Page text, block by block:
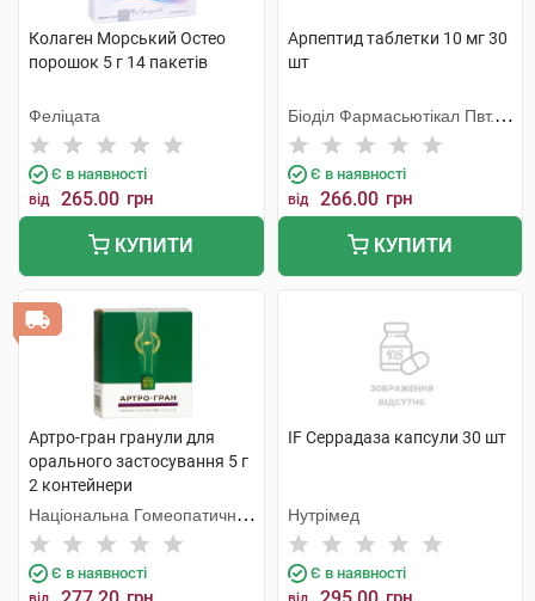
Колаген Морський Остео
порошок 5 г 14 пакетів
Феліцата
Є в наявності
від 265.00 грн
КУПИТИ
Арпептид таблетки 10 мг 30
шт
Біоділ Фармасьютікал Пвт.
Лтд.
Є в наявності
від 266.00 грн
КУПИТИ
Артро-гран гранули для
орального застосування 5 г
2 контейнери
Національна Гомеопатична
Спілка
Є в наявності
IF Серрадаза капсули 30 шт
Нутрімед
Є в наявності